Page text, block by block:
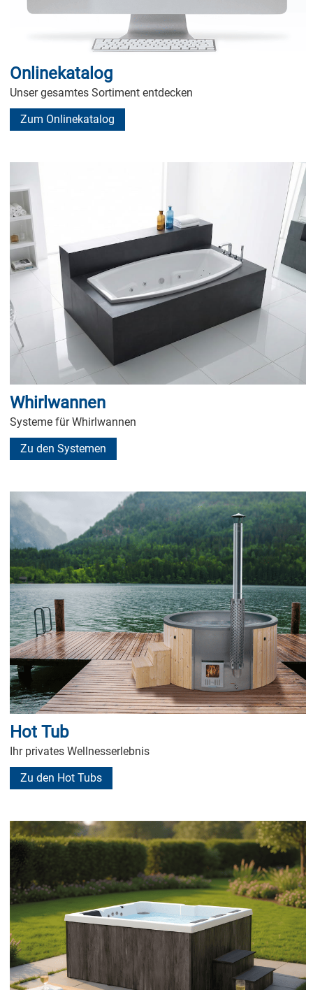
Onlinekatalog
Unser gesamtes Sortiment entdecken
Zum Onlinekatalog
Whirlwannen
Systeme für Whirlwannen
Zu den Systemen
Hot Tub
Ihr privates Wellnesserlebnis
Zu den Hot Tubs